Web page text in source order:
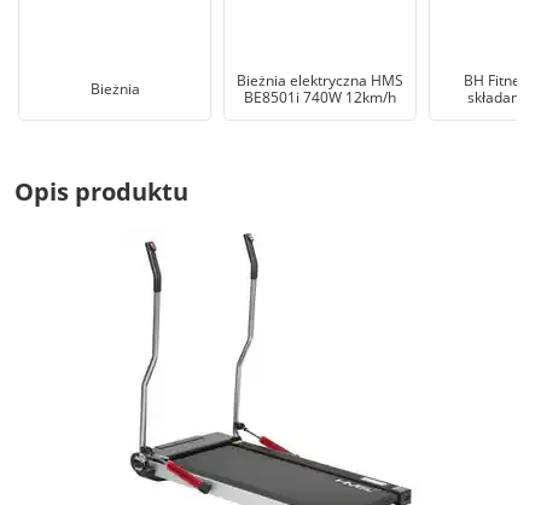
Bieżnia
Bieżnia elektryczna HMS
BE8501i 740W 12km/h
BH Fitness
składana
Opis produktu